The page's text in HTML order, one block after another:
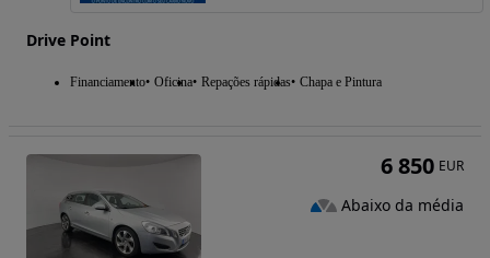
Drive Point
Financiamento Oficina Repações rápidas Chapa e Pintura
6 850 EUR
Abaixo da média